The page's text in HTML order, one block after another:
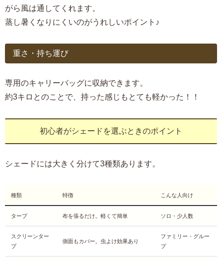
がら風は通してくれます。
蒸し暑くなりにくいのがうれしいポイント♪
重さ・持ち運び
専用のキャリーバッグに収納できます。
約3キロとのことで、持った感じもとても軽かった！！
初心者がシェードを選ぶときのポイント
シェードには大きく分けて3種類あります。
種類 特徴 こんな人向け
タープ 布を張るだけ。軽くて簡単 ソロ・少人数
スクリーンター
プ
側面もカバー。虫よけ効果あり
ファミリー・グルー
プ